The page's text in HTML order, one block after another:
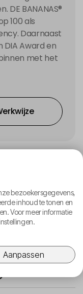
DE BANANAS®
100 als
Daarnaast
Award en
met het
bezoekersgegevens,
inhoud te tonen en
Voor meer informatie
Aanpassen